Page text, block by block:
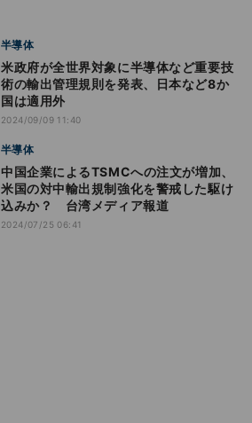
半導体
米政府が全世界対象に半導体など重要技
術の輸出管理規則を発表、日本など8か
国は適用外
2024/09/09 11:40
半導体
中国企業によるTSMCへの注文が増加、
米国の対中輸出規制強化を警戒した駆け
込みか？ 台湾メディア報道
2024/07/25 06:41